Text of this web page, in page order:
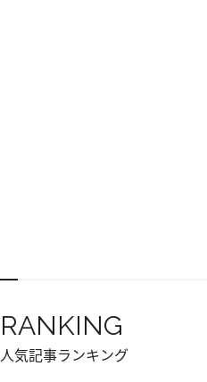
RANKING
人気記事ランキング